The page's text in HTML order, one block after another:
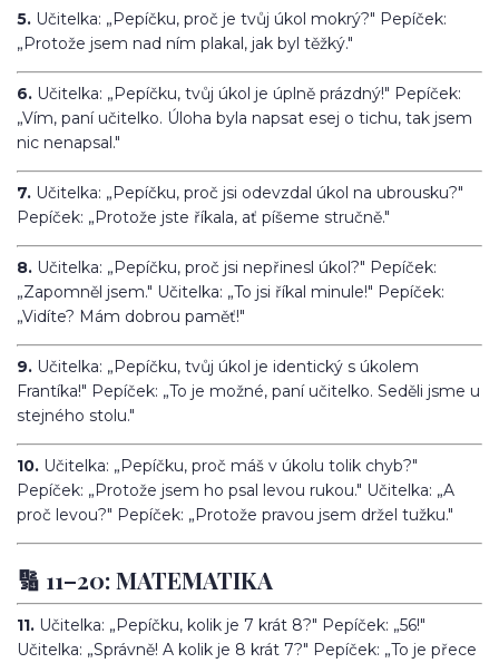
5. Učitelka: „Pepíčku, proč je tvůj úkol mokrý?" Pepíček:
„Protože jsem nad ním plakal, jak byl těžký."
6. Učitelka: „Pepíčku, tvůj úkol je úplně prázdný!" Pepíček:
„Vím, paní učitelko. Úloha byla napsat esej o tichu, tak jsem
nic nenapsal."
7. Učitelka: „Pepíčku, proč jsi odevzdal úkol na ubrousku?"
Pepíček: „Protože jste říkala, ať píšeme stručně."
8. Učitelka: „Pepíčku, proč jsi nepřinesl úkol?" Pepíček:
„Zapomněl jsem." Učitelka: „To jsi říkal minule!" Pepíček:
„Vidíte? Mám dobrou paměť!"
9. Učitelka: „Pepíčku, tvůj úkol je identický s úkolem
Frantíka!" Pepíček: „To je možné, paní učitelko. Seděli jsme u
stejného stolu."
10. Učitelka: „Pepíčku, proč máš v úkolu tolik chyb?"
Pepíček: „Protože jsem ho psal levou rukou." Učitelka: „A
proč levou?" Pepíček: „Protože pravou jsem držel tužku."
🔢 11–20: MATEMATIKA
11. Učitelka: „Pepíčku, kolik je 7 krát 8?" Pepíček: „56!"
Učitelka: „Správně! A kolik je 8 krát 7?" Pepíček: „To je přece